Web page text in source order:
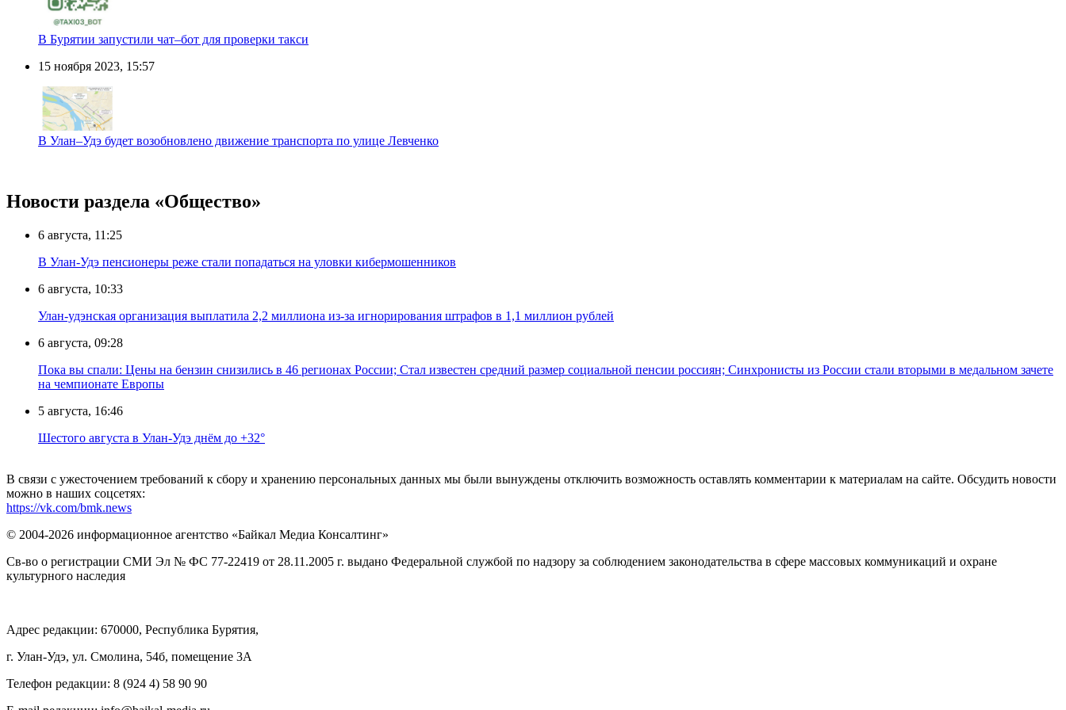
В Бурятии запустили чат–бот для проверки такси
15 ноября 2023, 15:57
В Улан–Удэ будет возобновлено движение транспорта по улице Левченко
Новости раздела «Общество»
6 августа, 11:25
В Улан-Удэ пенсионеры реже стали попадаться на уловки кибермошенников
6 августа, 10:33
Улан-удэнская организация выплатила 2,2 миллиона из-за игнорирования штрафов в 1,1 миллион рублей
6 августа, 09:28
Пока вы спали: Цены на бензин снизились в 46 регионах России; Стал известен средний размер социальной пенсии россиян; Синхронисты из России стали вторыми в медальном зачете
на чемпионате Европы
5 августа, 16:46
Шестого августа в Улан-Удэ днём до +32°
В связи с ужесточением требований к сбору и хранению персональных данных мы были вынуждены отключить возможность оставлять комментарии к материалам на сайте. Обсудить новости
можно в наших соцсетях:
https://vk.com/bmk.news
© 2004-2026 информационное агентство «Байкал Медиа Консалтинг»
Св-во о регистрации СМИ Эл № ФС 77-22419 от 28.11.2005 г. выдано Федеральной службой по надзору за соблюдением законодательства в сфере массовых коммуникаций и охране
культурного наследия
Адрес редакции: 670000, Республика Бурятия,
г. Улан-Удэ, ул. Смолина, 54б, помещение 3А
Телефон редакции: ‎‎8 (924 4) 58 90 90